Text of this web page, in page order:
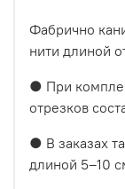
Фабрично
нити длиной
● При
отрезков
● В заказах
длиной 5–10